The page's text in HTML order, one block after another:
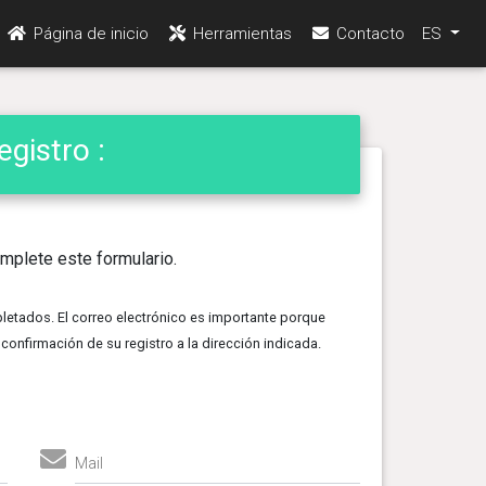
Página de inicio Herramientas Contacto ES
:
este formulario.
El correo electrónico es importante porque
de su registro a la dirección indicada.
Mail